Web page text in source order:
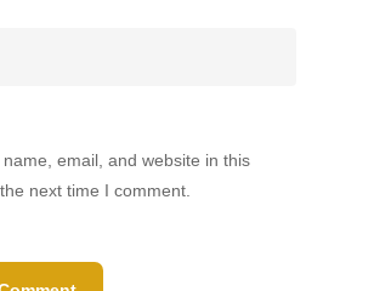
name, email, and website in this
next time I comment.